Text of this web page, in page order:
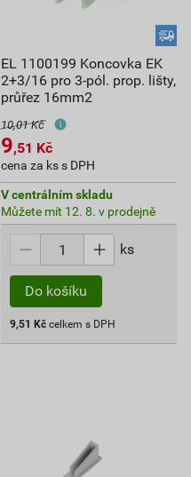
EL 1100199 Koncovka EK
2+3/16 pro 3-pól. prop. lišty,
průřez 16mm2
10,01 Kč
9,51 Kč
cena za ks s DPH
V centrálním skladu
Můžete mít 12. 8. v prodejně
ks
Do košíku
9,51 Kč celkem s DPH